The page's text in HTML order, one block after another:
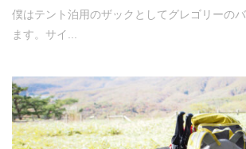
僕はテント泊用のザックとしてグレゴリーの
ます。サイ...